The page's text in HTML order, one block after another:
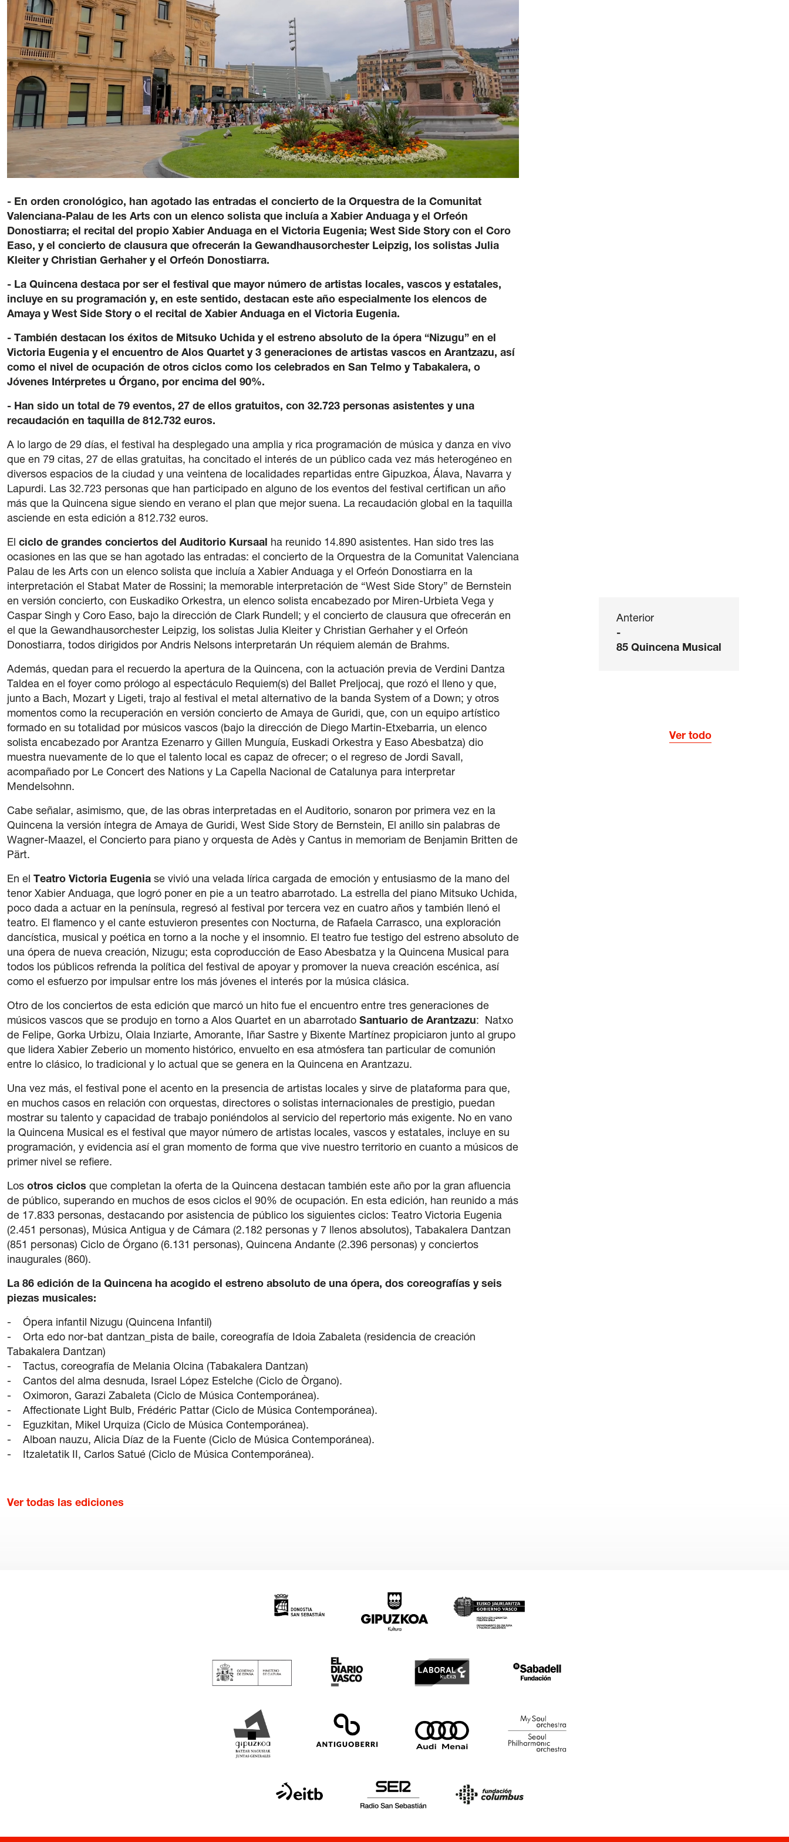
La Quincena Verde
Transparencia Contratación Política lingüística / Aviso legal / Política de privacidad
generales de compra de entradas / Canal de denuncias
- En orden cronológico, han agotado las entradas el concierto de la Orquestra de la Comunitat
Valenciana-Palau de les Arts con un elenco solista que incluía a Xabier Anduaga y el Orfeón
Donostiarra; el recital del propio Xabier Anduaga en el Victoria Eugenia; West Side Story con el Coro
Easo, y el concierto de clausura que ofrecerán la Gewandhausorchester Leipzig, los solistas Julia
Kleiter y Christian Gerhaher y el Orfeón Donostiarra.
- La Quincena destaca por ser el festival que mayor número de artistas locales, vascos y estatales,
incluye en su programación y, en este sentido, destacan este año especialmente los elencos de
Amaya y West Side Story o el recital de Xabier Anduaga en el Victoria Eugenia.
- También destacan los éxitos de Mitsuko Uchida y el estreno absoluto de la ópera “Nizugu” en el
Victoria Eugenia y el encuentro de Alos Quartet y 3 generaciones de artistas vascos en Arantzazu, así
como el nivel de ocupación de otros ciclos como los celebrados en San Telmo y Tabakalera, o
Jóvenes Intérpretes u Órgano, por encima del 90%.
- Han sido un total de 79 eventos, 27 de ellos gratuitos, con 32.723 personas asistentes y una
recaudación en taquilla de 812.732 euros.
A lo largo de 29 días, el festival ha desplegado una amplia y rica programación de música y danza en vivo
que en 79 citas, 27 de ellas gratuitas, ha concitado el interés de un público cada vez más heterogéneo en
diversos espacios de la ciudad y una veintena de localidades repartidas entre Gipuzkoa, Álava, Navarra y
Lapurdi. Las 32.723 personas que han participado en alguno de los eventos del festival certifican un año
más que la Quincena sigue siendo en verano el plan que mejor suena. La recaudación global en la taquilla
asciende en esta edición a 812.732 euros.
El ciclo de grandes conciertos del Auditorio Kursaal
ha reunido 14.890 asistentes. Han sido tres las
ocasiones en las que se han agotado las entradas: el concierto de la Orquestra de la Comunitat Valenciana
Palau de les Arts con un elenco solista que incluía a Xabier Anduaga y el Orfeón Donostiarra en la
interpretación el Stabat Mater de Rossini; la memorable interpretación de “West Side Story” de Bernstein
en versión concierto, con Euskadiko Orkestra, un elenco solista encabezado por Miren-Urbieta Vega y
Caspar Singh y Coro Easo, bajo la dirección de Clark Rundell; y el concierto de clausura que ofrecerán en
el que la Gewandhausorchester Leipzig, los solistas Julia Kleiter y Christian Gerhaher y el Orfeón
Donostiarra, todos dirigidos por Andris Nelsons interpretarán Un réquiem alemán de Brahms.
Además, quedan para el recuerdo la apertura de la Quincena, con la actuación previa de Verdini Dantza
Taldea en el foyer como prólogo al espectáculo Requiem(s) del Ballet Preljocaj, que rozó el lleno y que,
junto a Bach, Mozart y Ligeti, trajo al festival el metal alternativo de la banda System of a Down; y otros
momentos como la recuperación en versión concierto de Amaya de Guridi, que, con un equipo artístico
formado en su totalidad por músicos vascos (bajo la dirección de Diego Martin-Etxebarria, un elenco
solista encabezado por Arantza Ezenarro y Gillen Munguía, Euskadi Orkestra y Easo Abesbatza) dio
muestra nuevamente de lo que el talento local es capaz de ofrecer; o el regreso de Jordi Savall,
acompañado por Le Concert des Nations y La Capella Nacional de Catalunya para interpretar
Mendelsohnn.
Cabe señalar, asimismo, que, de las obras interpretadas en el Auditorio, sonaron por primera vez en la
Quincena la versión íntegra de Amaya de Guridi, West Side Story de Bernstein, El anillo sin palabras de
Wagner-Maazel, el Concierto para piano y orquesta de Adès y Cantus in memoriam de Benjamin Britten de
Pärt.
En el Teatro Victoria Eugenia se vivió una velada lírica cargada de emoción y entusiasmo de la mano del
tenor Xabier Anduaga, que logró poner en pie a un teatro abarrotado. La estrella del piano Mitsuko Uchida,
poco dada a actuar en la península, regresó al festival por tercera vez en cuatro años y también llenó el
teatro. El flamenco y el cante estuvieron presentes con Nocturna, de Rafaela Carrasco, una exploración
dancística, musical y poética en torno a la noche y el insomnio. El teatro fue testigo del estreno absoluto de
una ópera de nueva creación, Nizugu; esta coproducción de Easo Abesbatza y la Quincena Musical para
todos los públicos refrenda la política del festival de apoyar y promover la nueva creación escénica, así
como el esfuerzo por impulsar entre los más jóvenes el interés por la música clásica.
Otro de los conciertos de esta edición que marcó un hito fue el encuentro entre tres generaciones de
músicos vascos que se produjo en torno a Alos Quartet en un abarrotado Santuario de Arantzazu: Natxo
de Felipe, Gorka Urbizu, Olaia Inziarte, Amorante, Iñar Sastre y Bixente Martínez propiciaron junto al grupo
que lidera Xabier Zeberio un momento histórico, envuelto en esa atmósfera tan particular de comunión
entre lo clásico, lo tradicional y lo actual que se genera en la Quincena en Arantzazu.
Una vez más, el festival pone el acento en la presencia de artistas locales y sirve de plataforma para que,
en muchos casos en relación con orquestas, directores o solistas internacionales de prestigio, puedan
mostrar su talento y capacidad de trabajo poniéndolos al servicio del repertorio más exigente. No en vano
la Quincena Musical es el festival que mayor número de artistas locales, vascos y estatales, incluye en su
programación, y evidencia así el gran momento de forma que vive nuestro territorio en cuanto a músicos de
primer nivel se refiere.
Los otros ciclos que completan la oferta de la Quincena destacan también este año por la gran afluencia
de público, superando en muchos de esos ciclos el 90% de ocupación. En esta edición, han reunido a más
de 17.833 personas, destacando por asistencia de público los siguientes ciclos: Teatro Victoria Eugenia
(2.451 personas), Música Antigua y de Cámara (2.182 personas y 7 llenos absolutos), Tabakalera Dantzan
(851 personas) Ciclo de Órgano (6.131 personas), Quincena Andante (2.396 personas) y conciertos
inaugurales (860).
La 86 edición de la Quincena ha acogido el estreno absoluto de una ópera, dos coreografías y seis
piezas musicales:
- Ópera infantil Nizugu (Quincena Infantil)
- Orta edo nor-bat dantzan_pista de baile, coreografía de Idoia Zabaleta (residencia de creación
Tabakalera Dantzan)
- Tactus, coreografía de Melania Olcina (Tabakalera Dantzan)
- Cantos del alma desnuda, Israel López Estelche (Ciclo de Òrgano).
- Oximoron, Garazi Zabaleta (Ciclo de Música Contemporánea).
- Affectionate Light Bulb, Frédéric Pattar (Ciclo de Música Contemporánea).
- Eguzkitan, Mikel Urquiza (Ciclo de Música Contemporánea).
- Alboan nauzu, Alicia Díaz de la Fuente (Ciclo de Música Contemporánea).
- Itzaletatik II, Carlos Satué (Ciclo de Música Contemporánea).
Ver todas las ediciones
Anterior
-
85 Quincena Musical
Ver todo